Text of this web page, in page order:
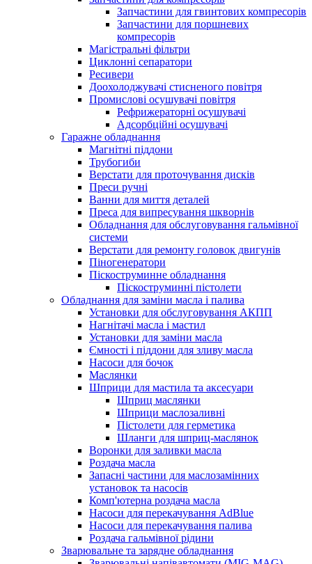
Запчастини для гвинтових компресорів
Запчастини для поршневих
компресорів
Магістральні фільтри
Циклонні сепаратори
Ресивери
Доохолоджувачі стисненого повітря
Промислові осушувачі повітря
Рефрижераторні осушувачі
Адсорбційні осушувачі
Гаражне обладнання
Магнітні піддони
Трубогиби
Верстати для проточування дисків
Преси ручні
Ванни для миття деталей
Преса для випресування шкворнів
Обладнання для обслуговування гальмівної
системи
Верстати для ремонту головок двигунів
Піногенератори
Піскоструминне обладнання
Піскоструминні пістолети
Обладнання для заміни масла і палива
Установки для обслуговування АКПП
Нагнітачі масла і мастил
Установки для заміни масла
Ємності і піддони для зливу масла
Насоси для бочок
Маслянки
Шприци для мастила та аксесуари
Шприц маслянки
Шприци маслозаливні
Пістолети для герметика
Шланги для шприц-маслянок
Воронки для заливки масла
Роздача масла
Запасні частини для маслозамінних
установок та насосів
Комп'ютерна роздача масла
Насоси для перекачування AdBlue
Насоси для перекачування палива
Роздача гальмівної рідини
Зварювальне та зарядне обладнання